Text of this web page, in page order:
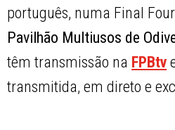
português, numa Final
Pavilhão Multiusos de
têm transmissão na FPBtv
transmitida, em direto e